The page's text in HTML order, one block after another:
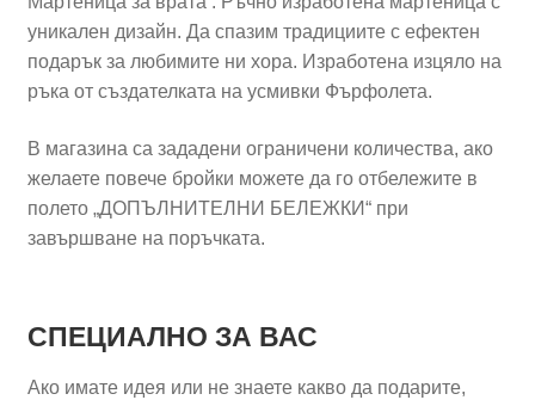
уникален дизайн. Да спазим традициите с ефектен
подарък за любимите ни хора. Изработена изцяло на
ръка от създателката на усмивки Фърфолета.
В магазина са зададени ограничени количества, ако
желаете повече бройки можете да го отбележите в
полето „ДОПЪЛНИТЕЛНИ БЕЛЕЖКИ“ при
завършване на поръчката.
СПЕЦИАЛНО ЗА ВАС
Ако имате идея или не знаете какво да подарите,